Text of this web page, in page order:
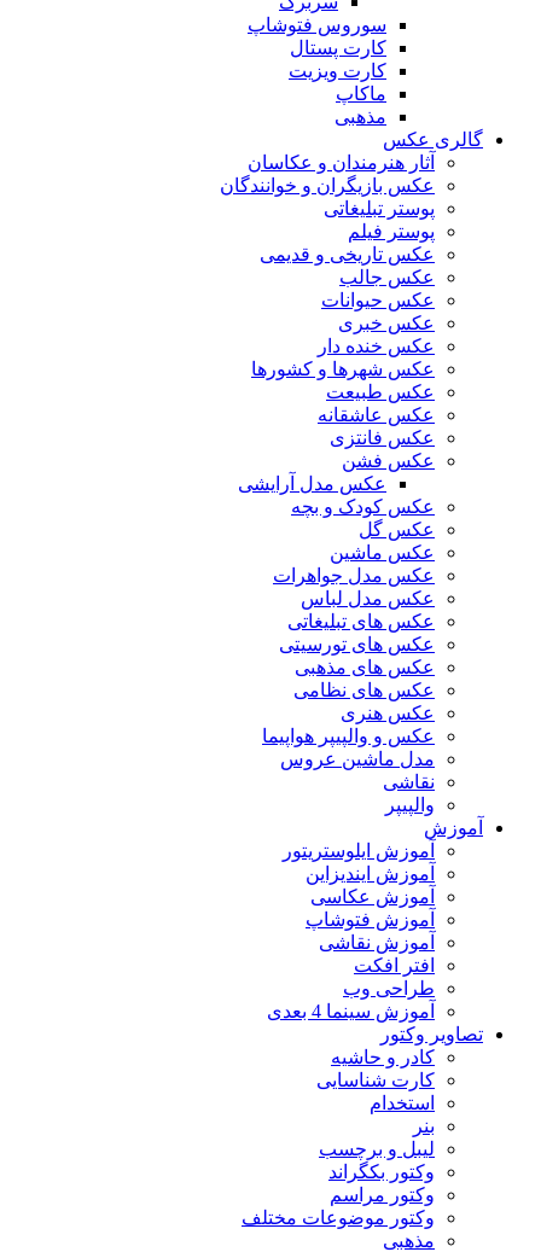
سوروس فتوشاپ
کارت پستال
کارت ویزیت
ماکاپ
مذهبی
گالری عکس
آثار هنرمندان و عکاسان
عکس بازیگران و خوانندگان
پوستر تبلیغاتی
پوستر فیلم
عکس تاریخی و قدیمی
عکس جالب
عکس حیوانات
عکس خبری
عکس خنده دار
عکس شهرها و کشورها
عکس طبیعت
عکس عاشقانه
عکس فانتزی
عکس فشن
عکس مدل آرایشی
عکس کودک و بچه
عکس گل
عکس ماشین
عکس مدل جواهرات
عکس مدل لباس
عکس های تبلیغاتی
عکس های تورسیتی
عکس های مذهبی
عکس های نظامی
عکس هنری
عکس و والپیپر هواپیما
مدل ماشین عروس
نقاشی
والپیپر
آموزش
آموزش ایلوستریتور
آموزش ایندیزاین
آموزش عکاسی
آموزش فتوشاپ
آموزش نقاشی
افتر افکت
طراحی وب
آموزش سینما 4 بعدی
تصاویر وکتور
کادر و حاشیه
کارت شناسایی
استخدام
بنر
لیبل و برچسب
وکتور بکگراند
وکتور مراسم
وکتور موضوعات مختلف
مذهبی